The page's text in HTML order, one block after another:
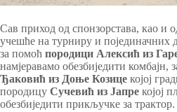
Сав приход од спонзорстава, као и
учешће на турниру и појединачних
за помоћ породици Алексић из
намјеравамо обезбиједити комбајн,
Ђаковић из Доње Козице којој
породицу Сучевић из Јапре којој
обезбиједити прикључке за трактор.